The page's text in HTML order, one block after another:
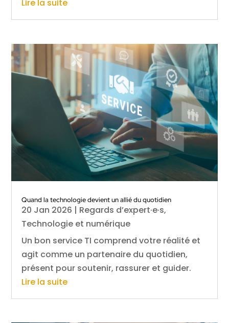
Lire la suite
Quand la technologie devient un allié du quotidien
20 Jan 2026 | Regards d’expert·e·s,
Technologie et numérique
Un bon service TI comprend votre réalité et
agit comme un partenaire du quotidien,
présent pour soutenir, rassurer et guider.
Lire la suite